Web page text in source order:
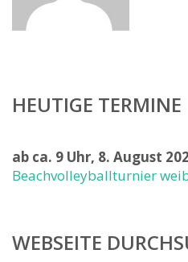
HEUTIGE TERMINE
ab ca. 9 Uhr, 8. August
Beachvolleyballturnier
WEBSEITE